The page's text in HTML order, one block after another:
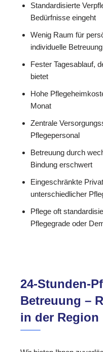
Standardisierte
Bedürfnisse eingeht
Wenig Raum für
individuelle Betreuung
Fester Tagesablauf,
bietet
Hohe
Monat
Zentrale
Pflegepersonal
Betreuung durch
Bindung erschwert
Eingeschränkte
unterschiedlicher
Pflege oft
Pflegegrade oder
24-Stunden-
Betreuung –
in der Region